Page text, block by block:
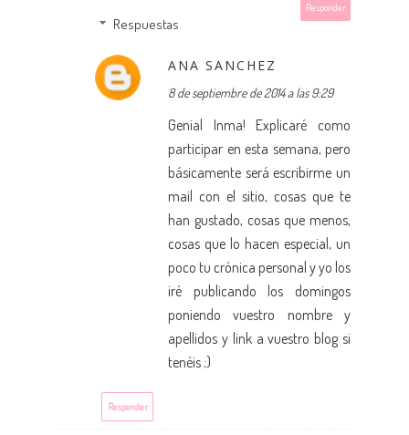
Responder
Respuestas
ANA SANCHEZ
8 de septiembre de 2014 a las 9:29
Genial Inma! Explicaré como
participar en esta semana, pero
básicamente será escribirme un
mail con el sitio, cosas que te
han gustado, cosas que menos,
cosas que lo hacen especial, un
poco tu crónica personal y yo los
iré publicando los domingos
poniendo vuestro nombre y
apellidos y link a vuestro blog si
tenéis ;)
Responder